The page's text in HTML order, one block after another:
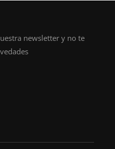
newsletter y no te